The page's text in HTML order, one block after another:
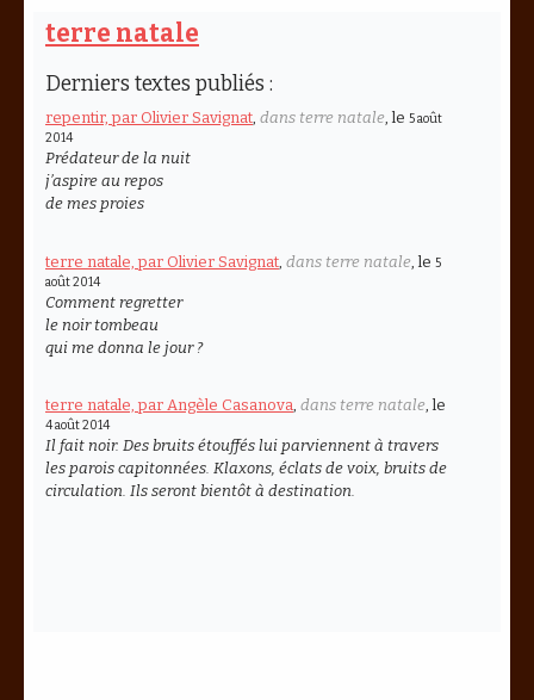
terre natale
Derniers textes publiés :
repentir, par Olivier Savignat, dans terre natale, le 5 août
2014
Prédateur de la nuit
j’aspire au repos
de mes proies
terre natale, par Olivier Savignat dans terre natale , le 5
août 2014
Comment regretter
le noir tombeau
qui me donna le jour ?
terre natale, par Angèle Casanova, dans terre natale, le
4 août 2014
Il fait noir. Des bruits étouffés lui parviennent à travers
les parois capitonnées. Klaxons, éclats de voix, bruits de
circulation. Ils seront bientôt à destination.